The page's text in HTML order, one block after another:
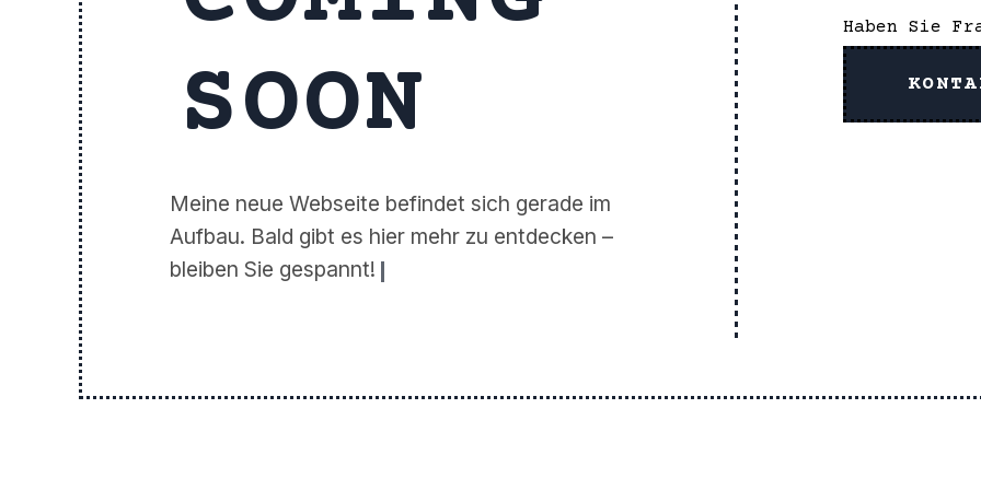
SOON
Meine neue Webseite befindet sich gerade im
Aufbau. Bald gibt es hier mehr zu entdecken –
bleiben Sie gespannt!
Haben Sie